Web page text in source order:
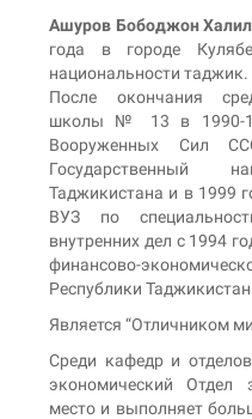
Ашуров Бободжон
года в городе
национальности таджик.
После окончания
школы № 13 в 1990-
Вооруженных Сил
Государственный
Таджикистана и в 1999
ВУЗ по
внутренних дел с 1994
финансово-
Республики
Является “Отличником
Среди кафедр и
экономический Отдел
место и выполняет